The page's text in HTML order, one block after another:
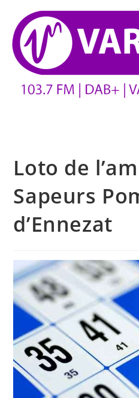
Loto de
Sapeurs
d’Ennezat